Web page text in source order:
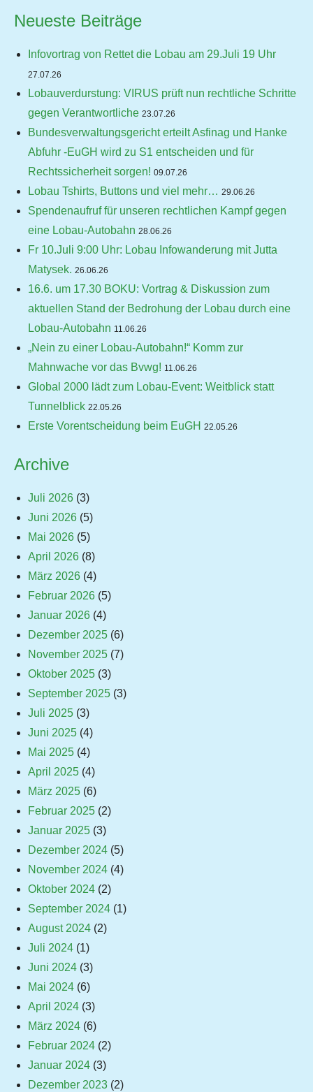
Neueste Beiträge
Infovortrag von Rettet die Lobau am 29.Juli 19 Uhr
27.07.26
Lobauverdurstung: VIRUS prüft nun rechtliche Schritte
gegen Verantwortliche 23.07.26
Bundesverwaltungsgericht erteilt Asfinag und Hanke
Abfuhr -EuGH wird zu S1 entscheiden und für
Rechtssicherheit sorgen! 09.07.26
Lobau Tshirts, Buttons und viel mehr… 29.06.26
Spendenaufruf für unseren rechtlichen Kampf gegen
eine Lobau-Autobahn 28.06.26
Fr 10.Juli 9:00 Uhr: Lobau Infowanderung mit Jutta
Matysek. 26.06.26
16.6. um 17.30 BOKU: Vortrag & Diskussion zum
aktuellen Stand der Bedrohung der Lobau durch eine
Lobau-Autobahn 11.06.26
„Nein zu einer Lobau-Autobahn!“ Komm zur
Mahnwache vor das Bvwg! 11.06.26
Global 2000 lädt zum Lobau-Event: Weitblick statt
Tunnelblick 22.05.26
Erste Vorentscheidung beim EuGH 22.05.26
Archive
Juli 2026 (3)
Juni 2026 (5)
Mai 2026 (5)
April 2026 (8)
März 2026 (4)
Februar 2026 (5)
Januar 2026 (4)
Dezember 2025 (6)
November 2025 (7)
Oktober 2025 (3)
September 2025 (3)
Juli 2025 (3)
Juni 2025 (4)
Mai 2025 (4)
April 2025 (4)
März 2025 (6)
Februar 2025 (2)
Januar 2025 (3)
Dezember 2024 (5)
November 2024 (4)
Oktober 2024 (2)
September 2024 (1)
August 2024 (2)
Juli 2024 (1)
Juni 2024 (3)
Mai 2024 (6)
April 2024 (3)
März 2024 (6)
Februar 2024 (2)
Januar 2024 (3)
Dezember 2023 (2)